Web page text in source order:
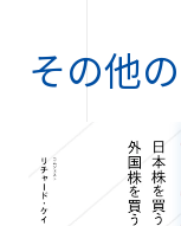
その他の